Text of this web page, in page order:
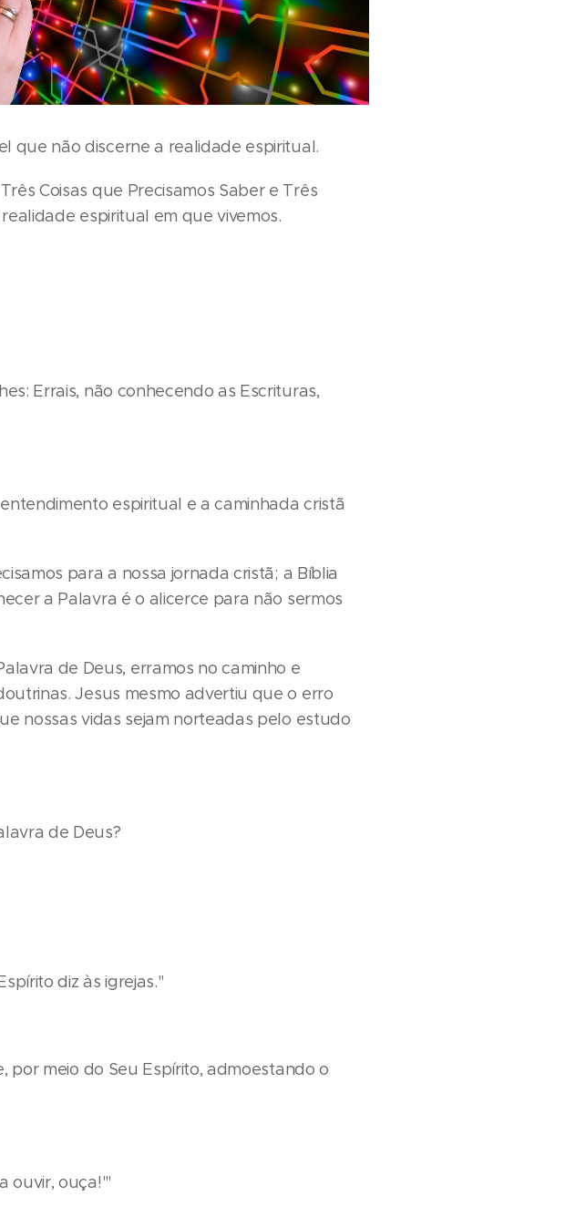
que não discerne a realidade espiritual.
Coisas que Precisamos Saber e Três
espiritual em que vivemos.
Errais, não conhecendo as Escrituras,
espiritual e a caminhada cristã
para a nossa jornada cristã; a Bíblia
a Palavra é o alicerce para não sermos
de Deus, erramos no caminho e
Jesus mesmo advertiu que o erro
nossas vidas sejam norteadas pelo estudo
de Deus?
diz às igrejas."
por meio do Seu Espírito, admoestando o
ouvir, ouça!'"